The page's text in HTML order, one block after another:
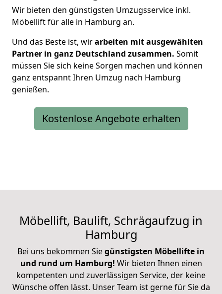
Wir bieten den günstigsten Umzugsservice inkl.
Möbellift für alle in Hamburg an.
Und das Beste ist, wirarbeiten mit ausgewählten
Partner in ganz Deutschland zusammen. Somit
müssen Sie sich keine Sorgen machen und können
ganz entspannt Ihren Umzug nach Hamburg
genießen.
Kostenlose Angebote erhalten
Möbellift, Baulift, Schrägaufzug in
Hamburg
Bei uns bekommen Siegünstigsten Möbellifte in
und rund um Hamburg! Wir bieten Ihnen einen
kompetenten und zuverlässigen Service, der keine
Wünsche offen lässt. Unser Team ist gerne für Sie da